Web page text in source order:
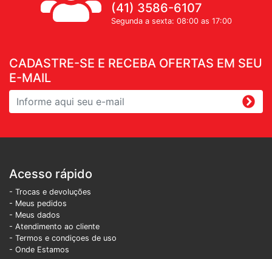
CADASTRE-SE E RECEBA OFERTAS EM SEU
E-MAIL
(41) 3586-6107
Segunda a sexta: 08:00 as 17:00
Acesso rápido
- Trocas e devoluções
- Meus pedidos
- Meus dados
- Atendimento ao cliente
- Termos e condiçoes de uso
- Onde Estamos